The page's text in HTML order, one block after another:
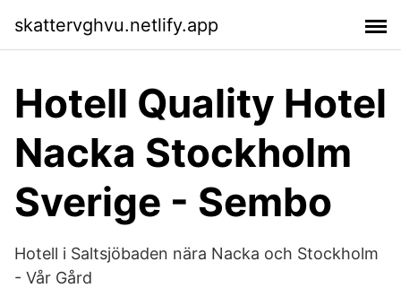
skattervghvu.netlify.app
Hotell Quality Hotel
Nacka Stockholm
Sverige - Sembo
Hotell i Saltsjöbaden nära Nacka och Stockholm
- Vår Gård